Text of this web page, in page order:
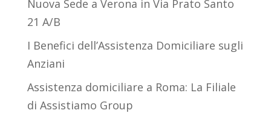
Nuova Sede a Verona in Via Prato Santo
21 A/B
I Benefici dell’Assistenza Domiciliare sugli
Anziani
Assistenza domiciliare a Roma: La Filiale
di Assistiamo Group